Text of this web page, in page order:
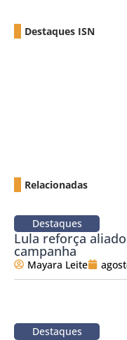
Destaques ISN
Relacionadas
Destaques
Lula reforça
campanha
Mayara Leite
Destaques